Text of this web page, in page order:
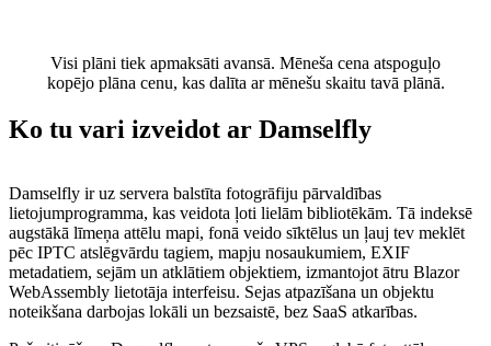
Visi plāni tiek apmaksāti avansā. Mēneša cena atspoguļo
kopējo plāna cenu, kas dalīta ar mēnešu skaitu tavā plānā.
Ko tu vari izveidot ar Damselfly
Damselfly ir uz servera balstīta fotogrāfiju pārvaldības
lietojumprogramma, kas veidota ļoti lielām bibliotēkām. Tā indeksē
augstākā līmeņa attēlu mapi, fonā veido sīktēlus un ļauj tev meklēt
pēc IPTC atslēgvārdu tagiem, mapju nosaukumiem, EXIF
metadatiem, sejām un atklātiem objektiem, izmantojot ātru Blazor
WebAssembly lietotāja interfeisu. Sejas atpazīšana un objektu
noteikšana darbojas lokāli un bezsaistē, bez SaaS atkarības.